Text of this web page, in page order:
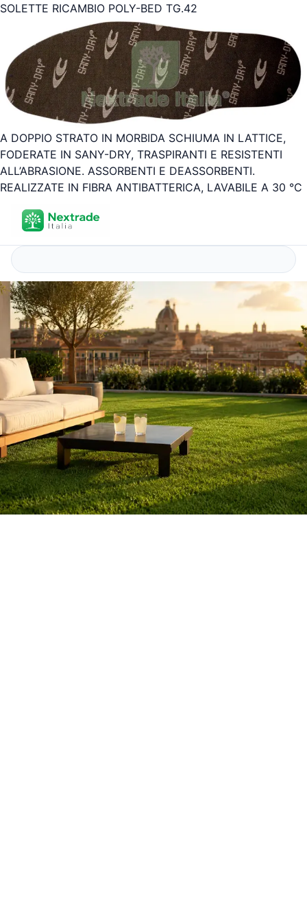
SOLETTE RICAMBIO POLY-BED TG.42
A DOPPIO STRATO IN MORBIDA SCHIUMA IN LATTICE,
FODERATE IN SANY-DRY, TRASPIRANTI E RESISTENTI
ALL’ABRASIONE. ASSORBENTI E DEASSORBENTI.
REALIZZATE IN FIBRA ANTIBATTERICA, LAVABILE A 30 °C